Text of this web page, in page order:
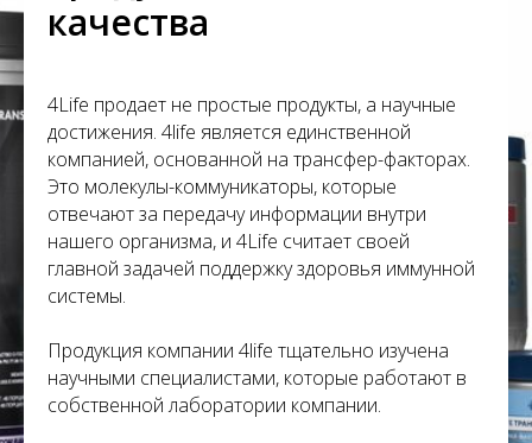
качества
4Life продает не простые продукты, а научные
достижения. 4life является единственной
компанией, основанной на трансфер-факторах.
Это молекулы-коммуникаторы, которые
отвечают за передачу информации внутри
нашего организма, и 4Life считает своей
главной задачей поддержку здоровья иммунной
системы.
Продукция компании 4life тщательно изучена
научными специалистами, которые работают в
собственной лаборатории компании.